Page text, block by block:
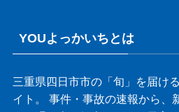
YOUよっかいちとは
三重県四日市市の「旬」を届け
イト。 事件・事故の速報から、